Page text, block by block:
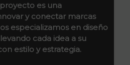
su habilidad única
y digital, creando
que cuentan historias
AAFF para aquellos
visual genuina y